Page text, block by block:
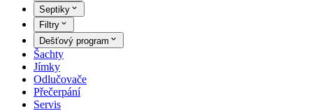
Septiky
Filtry
Dešťový program
Šachty
Jímky
Odlučovače
Přečerpání
Servis